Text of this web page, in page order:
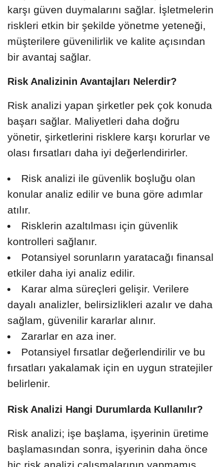
karşı güven duymalarını sağlar. İşletmelerin
riskleri etkin bir şekilde yönetme yeteneği,
müşterilere güvenilirlik ve kalite açısından
bir avantaj sağlar.
Risk Analizinin Avantajları Nelerdir?
Risk analizi yapan şirketler pek çok konuda
başarı sağlar. Maliyetleri daha doğru
yönetir, şirketlerini risklere karşı korurlar ve
olası fırsatları daha iyi değerlendirirler.
Risk analizi ile güvenlik boşluğu olan
konular analiz edilir ve buna göre adımlar
atılır.
Risklerin azaltılması için güvenlik
kontrolleri sağlanır.
Potansiyel sorunların yaratacağı finansal
etkiler daha iyi analiz edilir.
Karar alma süreçleri gelişir. Verilere
dayalı analizler, belirsizlikleri azalır ve daha
sağlam, güvenilir kararlar alınır.
Zararlar en aza iner.
Potansiyel fırsatlar değerlendirilir ve bu
fırsatları yakalamak için en uygun stratejiler
belirlenir.
Risk Analizi Hangi Durumlarda Kullanılır?
Risk analizi; işe başlama, işyerinin üretime
başlamasından sonra, işyerinin daha önce